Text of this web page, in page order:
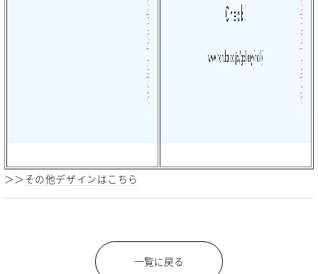
＞＞ その他デザインはこちら
一覧に戻る